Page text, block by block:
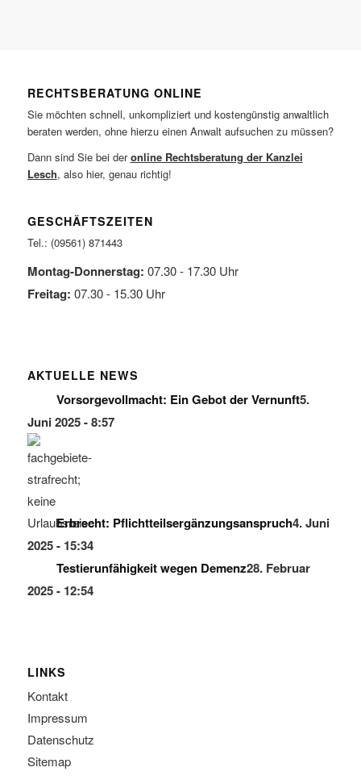
RECHTSBERATUNG ONLINE
Sie möchten schnell, unkompliziert und kostengünstig anwaltlich
beraten werden, ohne hierzu einen Anwalt aufsuchen zu müssen?
Dann sind Sie bei deronline Rechtsberatung der Kanzlei
Lesch, also hier, genau richtig!
GESCHÄFTSZEITEN
Tel.: (09561) 871443
Montag-Donnerstag: 07.30 - 17.30 Uhr
Freitag: 07.30 - 15.30 Uhr
AKTUELLE NEWS
Vorsorgevollmacht: Ein Gebot der Vernunft5.
Juni 2025 - 8:57
Erbrecht: Pflichtteilsergänzungsanspruch4. Juni
2025 - 15:34
Testierunfähigkeit wegen Demenz28. Februar
2025 - 12:54
LINKS
Kontakt
Impressum
Datenschutz
Sitemap